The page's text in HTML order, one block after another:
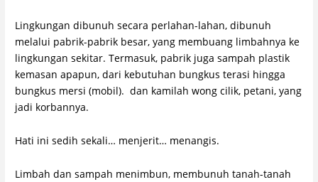
Lingkungan dibunuh secara perlahan-lahan, dibunuh
melalui pabrik-pabrik besar, yang membuang limbahnya ke
lingkungan sekitar. Termasuk, pabrik juga sampah plastik
kemasan apapun, dari kebutuhan bungkus terasi hingga
bungkus mersi (mobil). dan kamilah wong cilik, petani, yang
jadi korbannya.
Hati ini sedih sekali… menjerit… menangis.
Limbah dan sampah menimbun, membunuh tanah-tanah